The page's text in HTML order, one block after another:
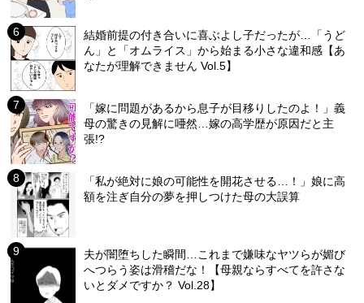
結婚前提の付き合いに喜ぶよし子だったが…「うど
ん」と「オムライス」から始まる小さな違和感【あ
なたが理解できません Vol.5】
「嫁に問題があるから息子が目移りしたのよ！」義
母の驚きの見解に唖然…嫁の高学歴が原因だと主
張!?
「私が絶対に娘の可能性を開花させる…！」娘に高
額を注ぎ自分の夢を押しつけた母の大誤算
夫が闇堕ちした瞬間…これまで嫌味なヤツらが媚び
へつらう姿は滑稽だな！【母親ならすべてを許さな
いとダメですか？ Vol.28】